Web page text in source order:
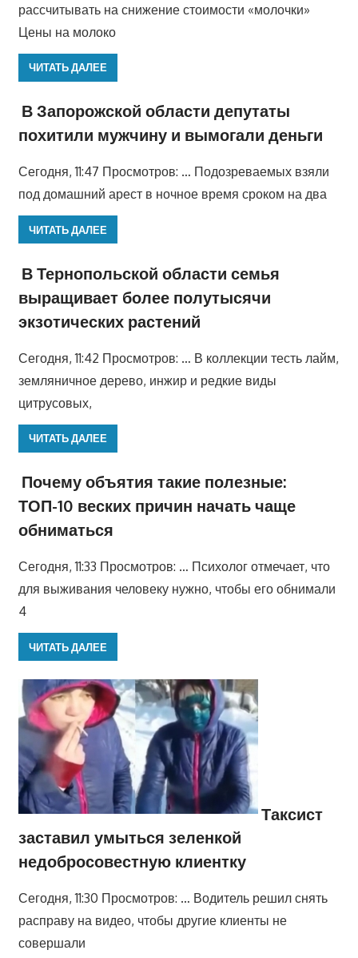
рассчитывать на снижение стоимости «молочки»
Цены на молоко
ЧИТАТЬ ДАЛЕЕ
В Запорожской области депутаты
похитили мужчину и вымогали деньги
Сегодня, 11:47 Просмотров: … Подозреваемых взяли
под домашний арест в ночное время сроком на два
ЧИТАТЬ ДАЛЕЕ
В Тернопольской области семья
выращивает более полутысячи
экзотических растений
Сегодня, 11:42 Просмотров: … В коллекции тесть лайм,
земляничное дерево, инжир и редкие виды
цитрусовых,
ЧИТАТЬ ДАЛЕЕ
Почему объятия такие полезные:
ТОП-10 веских причин начать чаще
обниматься
Сегодня, 11:33 Просмотров: … Психолог отмечает, что
для выживания человеку нужно, чтобы его обнимали
4
ЧИТАТЬ ДАЛЕЕ
Таксист
заставил умыться зеленкой
недобросовестную клиентку
Сегодня, 11:30 Просмотров: … Водитель решил снять
расправу на видео, чтобы другие клиенты не
совершали